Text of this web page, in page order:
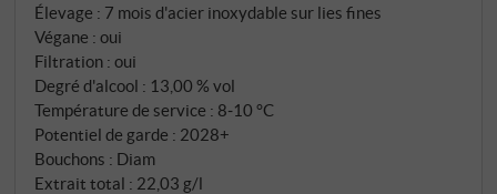
Élevage : 7 mois d'acier inoxydable sur lies fines
Végane : oui
Filtration : oui
Degré d'alcool : 13,00 % vol
Température de service : 8‑10 °C
Potentiel de garde : 2028+
Bouchons : Diam
Extrait total : 22,03 g/l